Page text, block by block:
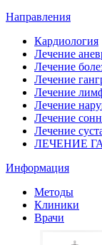
Направления
Кардиология
Лечение
Лечение
Лечение
Лечение
Лечение
Лечение
Лечение
ЛЕЧЕНИЕ
Информация
Методы
Клиники
Врачи